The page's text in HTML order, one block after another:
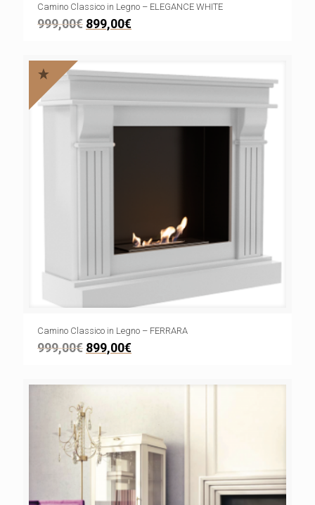
Camino Classico in Legno – ELEGANCE WHITE
999,00€ 899,00€
Camino Classico in Legno – FERRARA
999,00€ 899,00€